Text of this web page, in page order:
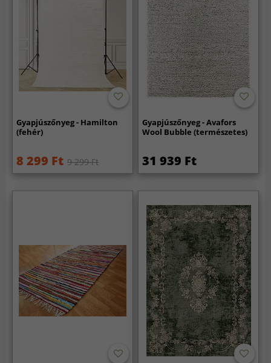
Gyapjúszőnyeg - Hamilton
(fehér)
8 299 Ft 9 299 Ft
Gyapjúszőnyeg - Avafors
Wool Bubble (természetes)
31 939 Ft